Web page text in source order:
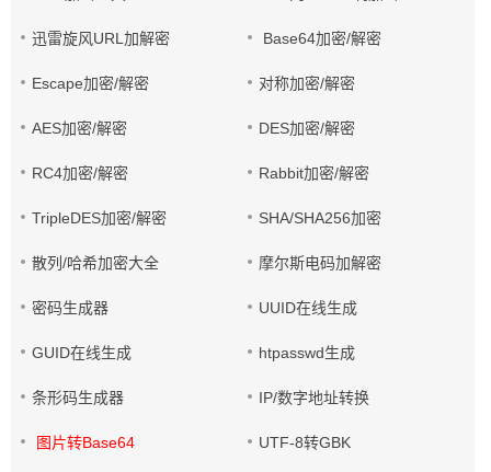
迅雷旋风URL加解密 Base64加密/解密
Escape加密/解密 对称加密/解密
AES加密/解密 DES加密/解密
RC4加密/解密 Rabbit加密/解密
TripleDES加密/解密 SHA/SHA256加密
散列/哈希加密大全 摩尔斯电码加解密
密码生成器 UUID在线生成
GUID在线生成 htpasswd生成
条形码生成器 IP/数字地址转换
图片转Base64 UTF-8转GBK